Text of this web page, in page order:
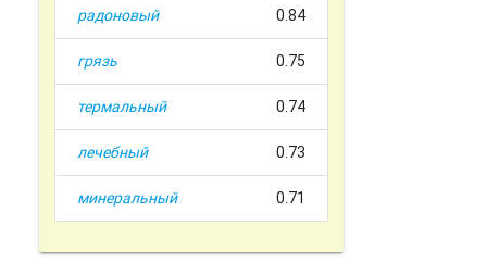
радоновый 0.84
грязь 0.75
термальный 0.74
лечебный 0.73
минеральный 0.71